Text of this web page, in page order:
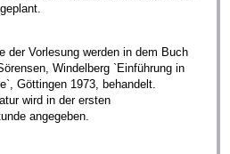
der Vorlesung werden in dem Buch
Windelberg `Einführung in
Göttingen 1973, behandelt.
wird in der ersten
angegeben.